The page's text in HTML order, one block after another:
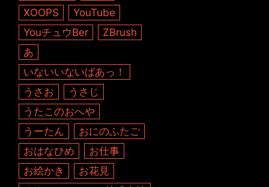
XOOPS
YouTube
YouチュウBer
ZBrush
あ
いないいないばあっ！
うさお
うさじ
うたこのおへや
うーたん
おにのふたご
おはなひめ
お仕事
お絵かき
お花見